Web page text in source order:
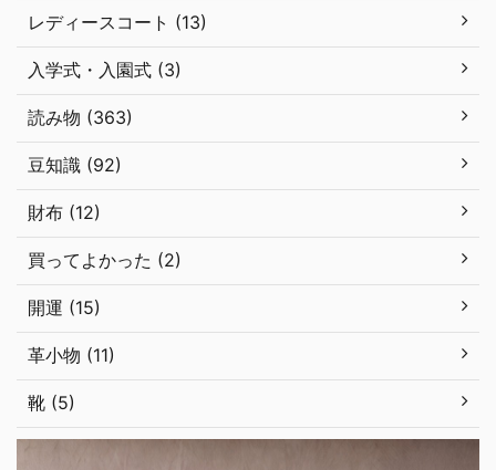
レディースコート (13)
入学式・入園式 (3)
読み物 (363)
豆知識 (92)
財布 (12)
買ってよかった (2)
開運 (15)
革小物 (11)
靴 (5)